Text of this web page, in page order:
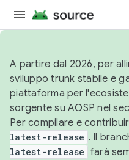
A partire dal 2026, per
sviluppo trunk stabile e
piattaforma per
sorgente su AOSP nel
Per compilare e
latest-release . Il
latest-release farà